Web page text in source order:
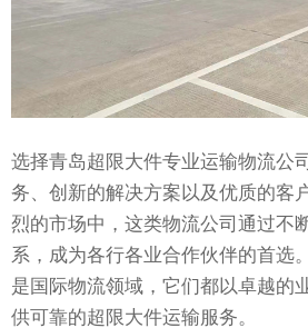
选择青岛超限大件专业运输物流公
务、创新的解决方案以及优质的客
烈的市场中，这类物流公司通过不
系，成为各行各业合作伙伴的首选
是国际物流领域，它们都以卓越的
供可靠的超限大件运输服务。